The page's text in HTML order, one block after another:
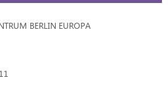
BERLIN EUROPA